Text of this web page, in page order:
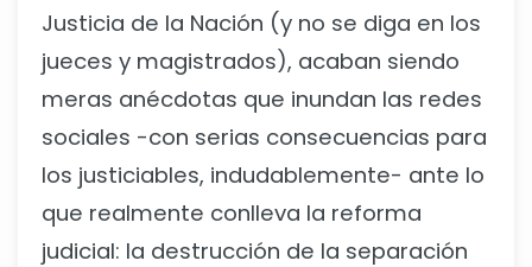
Justicia de la Nación (y no se diga en los
jueces y magistrados), acaban siendo
meras anécdotas que inundan las redes
sociales -con serias consecuencias para
los justiciables, indudablemente- ante lo
que realmente conlleva la reforma
judicial: la destrucción de la separación